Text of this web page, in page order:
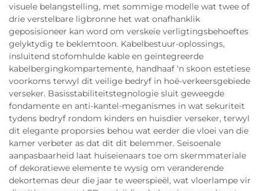
visuele belangstelling, met sommige modelle wat twee of
drie verstelbare ligbronne het wat onafhanklik
geposisioneer kan word om verskeie verligtingsbehoeftes
gelyktydig te beklemtoon. Kabelbestuur-oplossings,
insluitend stofomhulde kable en geïntegreerde
kabelbergingkompartemente, handhaaf ‘n skoon estetiese
voorkoms terwyl dit veilige bedryf in hoë-verkeersgebiede
verseker. Basisstabiliteitstegnologie sluit geweegde
fondamente en anti-kantel-meganismes in wat sekuriteit
tydens bedryf rondom kinders en huisdier verseker, terwyl
dit elegante proporsies behou wat eerder die vloei van die
kamer verbeter as dat dit dit belemmer. Seisoenale
aanpasbaarheid laat huiseienaars toe om skermmateriale
of dekoratiewe elemente te wysig om veranderende
dekortemas deur die jaar te weerspieël, wat vloerlampe vir